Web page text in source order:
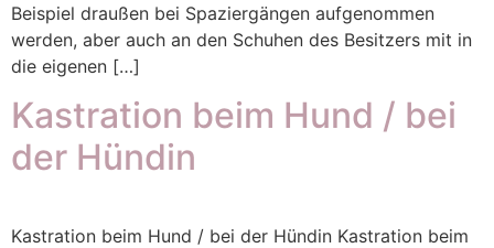
Beispiel draußen bei Spaziergängen aufgenommen
werden, aber auch an den Schuhen des Besitzers mit in
die eigenen […]
Kastration beim Hund / bei
der Hündin
Kastration beim Hund / bei der Hündin Kastration beim